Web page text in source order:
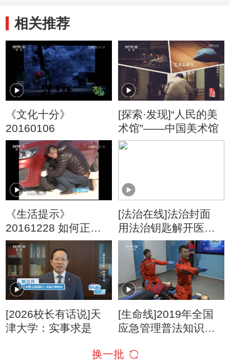
相关推荐
《文化十分》
20160106
[探索·发现]“人民的美
术馆”——中国美术馆
《生活提示》
20161228 如何正确
使用防滑链
[法治在线]法治封面
用法治钥匙解开医患
心结
[2026校长有话说]天
津大学：实事求是
[生命线]2019年全国
应急管理普法知识竞
换一批